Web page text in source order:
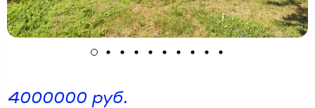
4000000 руб.